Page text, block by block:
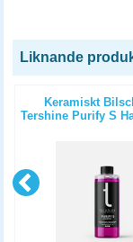
Liknande
Keramiskt
Tershine Purify S